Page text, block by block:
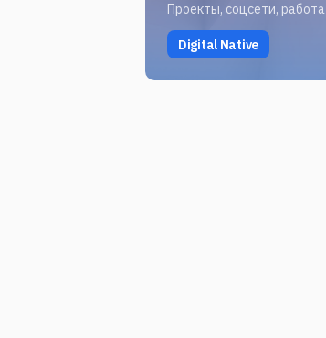
Проекты, соцсети, работа
Digital Native